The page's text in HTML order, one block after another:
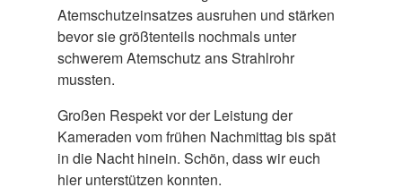
Atemschutzeinsatzes ausruhen und stärken
bevor sie größtenteils nochmals unter
schwerem Atemschutz ans Strahlrohr
mussten.
Großen Respekt vor der Leistung der
Kameraden vom frühen Nachmittag bis spät
in die Nacht hinein. Schön, dass wir euch
hier unterstützen konnten.